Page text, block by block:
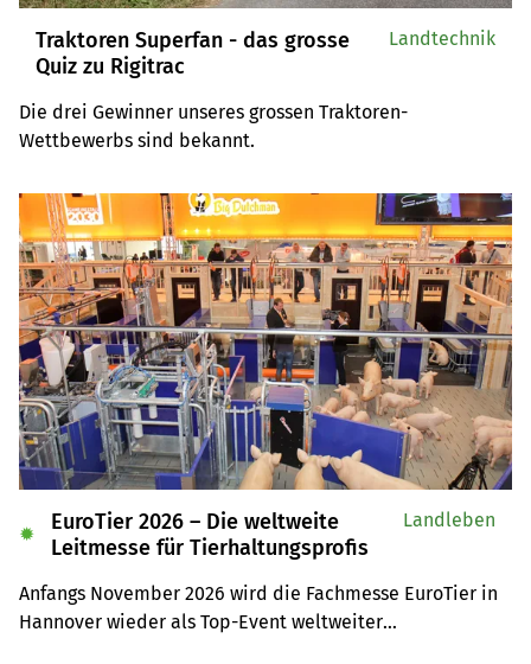
Traktoren Superfan - das grosse
Quiz zu Rigitrac
Die drei Gewinner unseres grossen Traktoren-
Wettbewerbs sind bekannt.
Landtechnik
EuroTier 2026 – Die weltweite
Leitmesse für Tierhaltungsprofis
Anfangs November 2026 wird die Fachmesse EuroTier in
Hannover wieder als Top-Event weltweiter
✹
Landleben